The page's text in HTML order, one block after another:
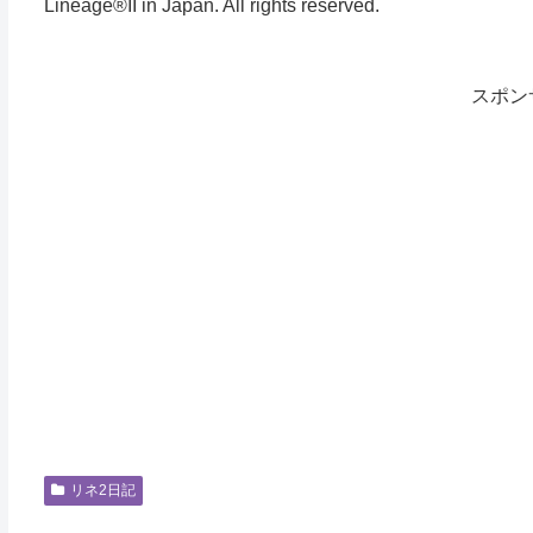
Lineage®II in Japan. All rights reserved.
スポン
リネ2日記